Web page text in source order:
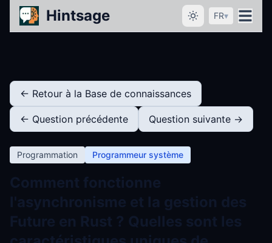
Hintsage FR▾
← Retour à la Base de connaissances
← Question précédente Question suivante →
Programmation Programmeur système
Comment fonctionne
l'asynchronisme et la gestion des
Future en Rust ? Quelles sont les